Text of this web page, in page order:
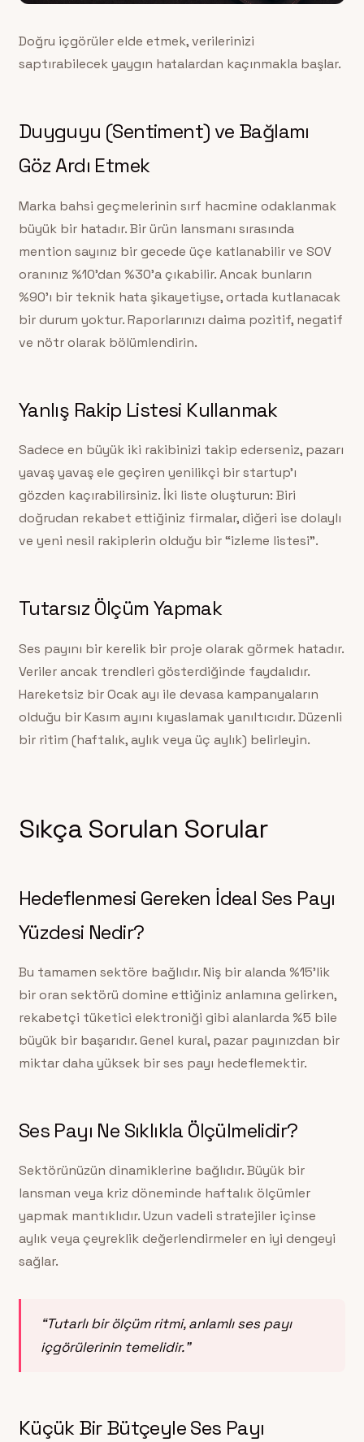
Doğru içgörüler elde etmek, verilerinizi
saptırabilecek yaygın hatalardan kaçınmakla başlar.
Duyguyu (Sentiment) ve Bağlamı
Göz Ardı Etmek
Marka bahsi geçmelerinin sırf hacmine odaklanmak
büyük bir hatadır. Bir ürün lansmanı sırasında
mention sayınız bir gecede üçe katlanabilir ve SOV
oranınız %10’dan %30’a çıkabilir. Ancak bunların
%90’ı bir teknik hata şikayetiyse, ortada kutlanacak
bir durum yoktur. Raporlarınızı daima pozitif, negatif
ve nötr olarak bölümlendirin.
Yanlış Rakip Listesi Kullanmak
Sadece en büyük iki rakibinizi takip ederseniz, pazarı
yavaş yavaş ele geçiren yenilikçi bir startup’ı
gözden kaçırabilirsiniz. İki liste oluşturun: Biri
doğrudan rekabet ettiğiniz firmalar, diğeri ise dolaylı
ve yeni nesil rakiplerin olduğu bir “izleme listesi”.
Tutarsız Ölçüm Yapmak
Ses payını bir kerelik bir proje olarak görmek hatadır.
Veriler ancak trendleri gösterdiğinde faydalıdır.
Hareketsiz bir Ocak ayı ile devasa kampanyaların
olduğu bir Kasım ayını kıyaslamak yanıltıcıdır. Düzenli
bir ritim (haftalık, aylık veya üç aylık) belirleyin.
Sıkça Sorulan Sorular
Hedeflenmesi Gereken İdeal Ses Payı
Yüzdesi Nedir?
Bu tamamen sektöre bağlıdır. Niş bir alanda %15’lik
bir oran sektörü domine ettiğiniz anlamına gelirken,
rekabetçi tüketici elektroniği gibi alanlarda %5 bile
büyük bir başarıdır. Genel kural, pazar payınızdan bir
miktar daha yüksek bir ses payı hedeflemektir.
Ses Payı Ne Sıklıkla Ölçülmelidir?
Sektörünüzün dinamiklerine bağlıdır. Büyük bir
lansman veya kriz döneminde haftalık ölçümler
yapmak mantıklıdır. Uzun vadeli stratejiler içinse
aylık veya çeyreklik değerlendirmeler en iyi dengeyi
sağlar.
“Tutarlı bir ölçüm ritmi, anlamlı ses payı
içgörülerinin temelidir.”
Küçük Bir Bütçeyle Ses Payı